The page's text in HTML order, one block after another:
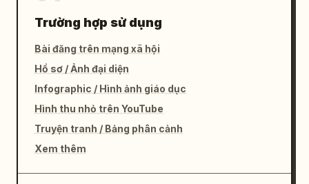
Trường hợp sử dụng
Bài đăng trên mạng xã hội
Hồ sơ / Ảnh đại diện
Infographic / Hình ảnh giáo dục
Hình thu nhỏ trên YouTube
Truyện tranh / Bảng phân cảnh
Xem thêm